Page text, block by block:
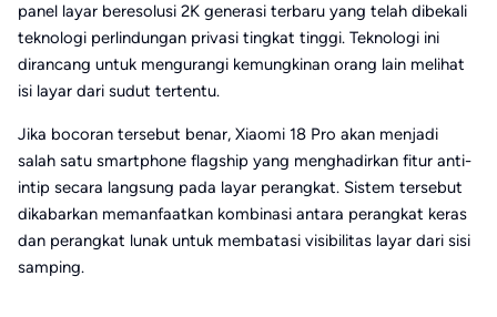
panel layar beresolusi 2K generasi terbaru yang telah dibekali
teknologi perlindungan privasi tingkat tinggi. Teknologi ini
dirancang untuk mengurangi kemungkinan orang lain melihat
isi layar dari sudut tertentu.
Jika bocoran tersebut benar, Xiaomi 18 Pro akan menjadi
salah satu smartphone flagship yang menghadirkan fitur anti-
intip secara langsung pada layar perangkat. Sistem tersebut
dikabarkan memanfaatkan kombinasi antara perangkat keras
dan perangkat lunak untuk membatasi visibilitas layar dari sisi
samping.